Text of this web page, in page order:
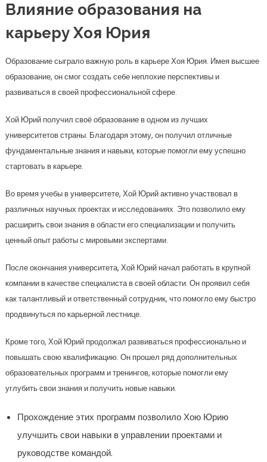
Влияние образования на
карьеру Хоя Юрия
Образование сыграло важную роль в карьере Хоя Юрия. Имея высшее
образование, он смог создать себе неплохие перспективы и
развиваться в своей профессиональной сфере.
Хой Юрий получил своё образование в одном из лучших
университетов страны. Благодаря этому, он получил отличные
фундаментальные знания и навыки, которые помогли ему успешно
стартовать в карьере.
Во время учебы в университете, Хой Юрий активно участвовал в
различных научных проектах и исследованиях. Это позволило ему
расширить свои знания в области его специализации и получить
ценный опыт работы с мировыми экспертами.
После окончания университета, Хой Юрий начал работать в крупной
компании в качестве специалиста в своей области. Он проявил себя
как талантливый и ответственный сотрудник, что помогло ему быстро
продвинуться по карьерной лестнице.
Кроме того, Хой Юрий продолжал развиваться профессионально и
повышать свою квалификацию. Он прошел ряд дополнительных
образовательных программ и тренингов, которые помогли ему
углубить свои знания и получить новые навыки.
Прохождение этих программ позволило Хою Юрию
улучшить свои навыки в управлении проектами и
руководстве командой.